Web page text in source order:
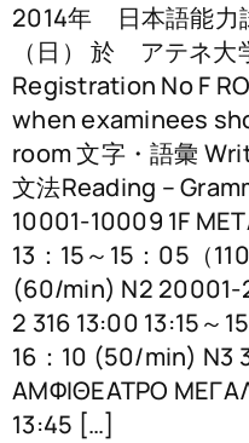
2014年 日本語能力
（日） 於 アテネ大
Registration No F
when examinees
room 文字・語彙
文法Reading –
10001-10009 1F
13：15～15：05（
(60/min) N2 20001-
2 316 13:00 13:15～
16：10 (50/min) N3
ΑΜΦΙΘΕΑΤΡΟ
13:45 […]